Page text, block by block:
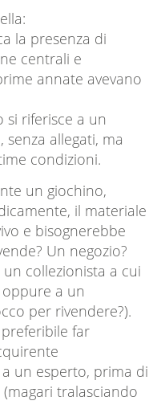
la presenza di
centrali e
annate avevano
si riferisce a un
allegati, ma
condizioni.
un giochino,
il materiale
e bisognerebbe
Un negozio?
collezionista a cui
a un
per rivendere?).
far
un esperto, prima di
tralasciando